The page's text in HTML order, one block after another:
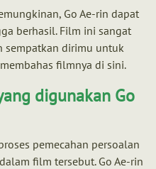
Go Ae-rin dapat
berhasil. Film ini sangat
sempatkan dirimu untuk
filmnya di sini.
digunakan Go
pemecahan persoalan
film tersebut. Go Ae-rin